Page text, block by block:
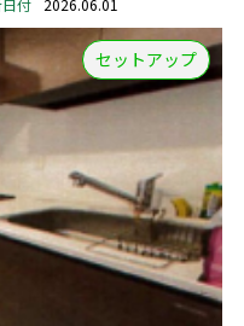
セットアップ